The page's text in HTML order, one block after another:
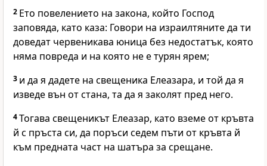
2 Ето повелението на закона, който Господ
заповяда, като каза: Говори на израилтяните да ти
доведат червеникава юница без недостатък, която
няма повреда и на която не е турян ярем;
3 и да я дадете на свещеника Елеазара, и той да я
изведе вън от стана, та да я заколят пред него.
4Тогава свещеникът Елеазар, като вземе от кръвта
й с пръста си, да поръси седем пъти от кръвта й
към предната част на шатъра за срещане.